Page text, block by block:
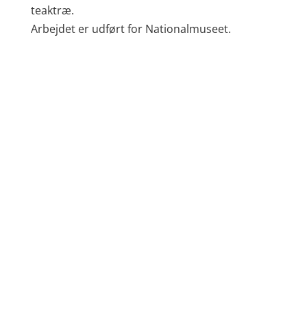
teaktræ.
Arbejdet er udført for Nationalmuseet.